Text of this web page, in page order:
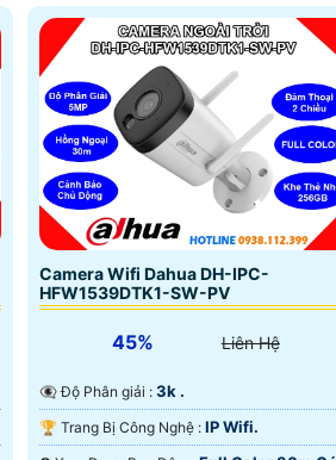
Camera Wifi Dahua DH-IPC-
HFW1539DTK1-SW-PV
45% Liên Hệ
👁️‍🗨 Độ Phân giải : 3k .
🏆 Trang Bị Công Nghệ : IP Wifi.